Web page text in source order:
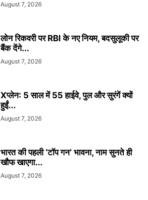
August 7, 2026
लोन रिकवरी पर RBI के नए नियम, बदसुलूकी पर
बैंक देंगे...
August 7, 2026
Xप्लेन: 5 साल में 55 हाईवे, पुल और सुरंगें क्यों
हुईं...
August 7, 2026
भारत की पहली ‘टॉप गन’ भावना, नाम सुनते ही
खौफ खाएगा...
August 7, 2026